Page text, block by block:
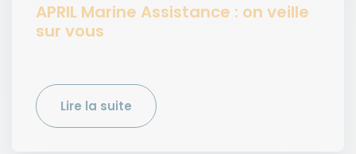
APRIL Marine Assistance : on veille
sur vous
Lire la suite